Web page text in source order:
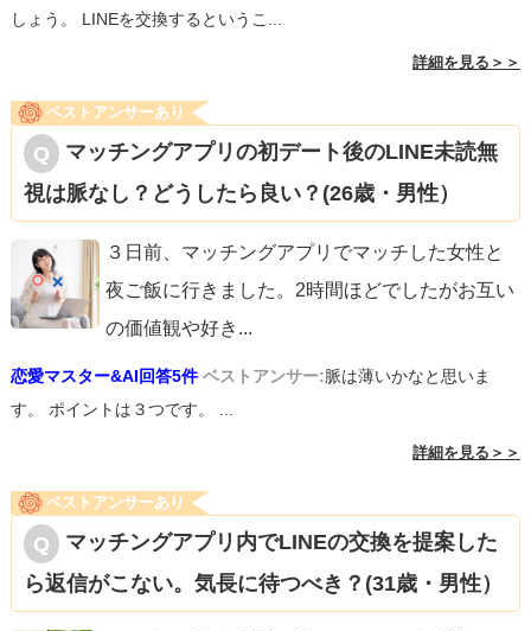
しょう。 LINEを交換するというこ...
詳細を見る＞＞
ベストアンサーあり
マッチングアプリの初デート後のLINE未読無
視は脈なし？どうしたら良い？(26歳・男性）
３日前、マッチングアプリでマッチした女性と
夜ご飯に行きました。2時間ほどでしたがお互い
の価値観や好き ...
恋愛マスター&AI回答5件 ベストアンサー:脈は薄いかなと思いま
す。 ポイントは３つです。 ...
詳細を見る＞＞
ベストアンサーあり
マッチングアプリ内でLINEの交換を提案した
ら返信がこない。気長に待つべき？(31歳・男性）